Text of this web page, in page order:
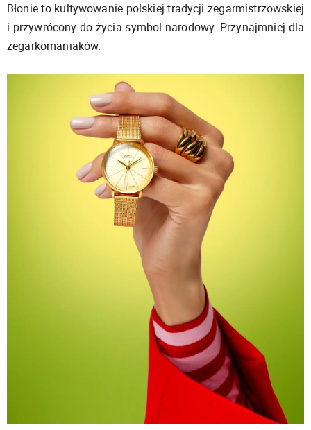
Błonie to kultywowanie polskiej tradycji zegarmistrzowskiej
i przywrócony do życia symbol narodowy. Przynajmniej dla
zegarkomaniaków.